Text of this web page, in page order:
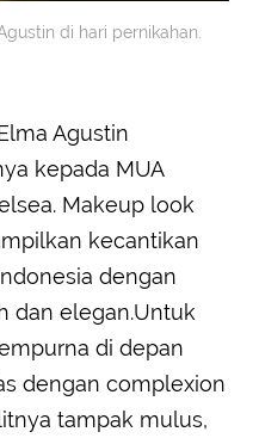
di hari pernikahan.
Agustin
kepada MUA
Makeup look
kecantikan
dengan
dan elegan.Untuk
di depan
dengan complexion
tampak mulus,